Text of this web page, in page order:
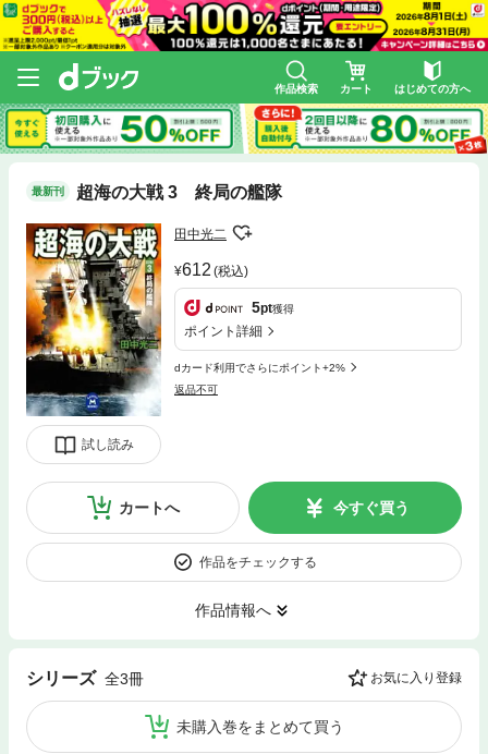
作品検索 カート はじめての方へ
最新刊 超海の大戦 3 終局の艦隊
試し読み
田中光二
612 (税込)
5pt獲得
ポイント詳細
dカード利用でさらにポイント+2%
返品不可
カートへ 今すぐ買う
作品をチェックする
作品情報へ
シリーズ 全3冊 お気に入り登録
未購入巻をまとめて買う